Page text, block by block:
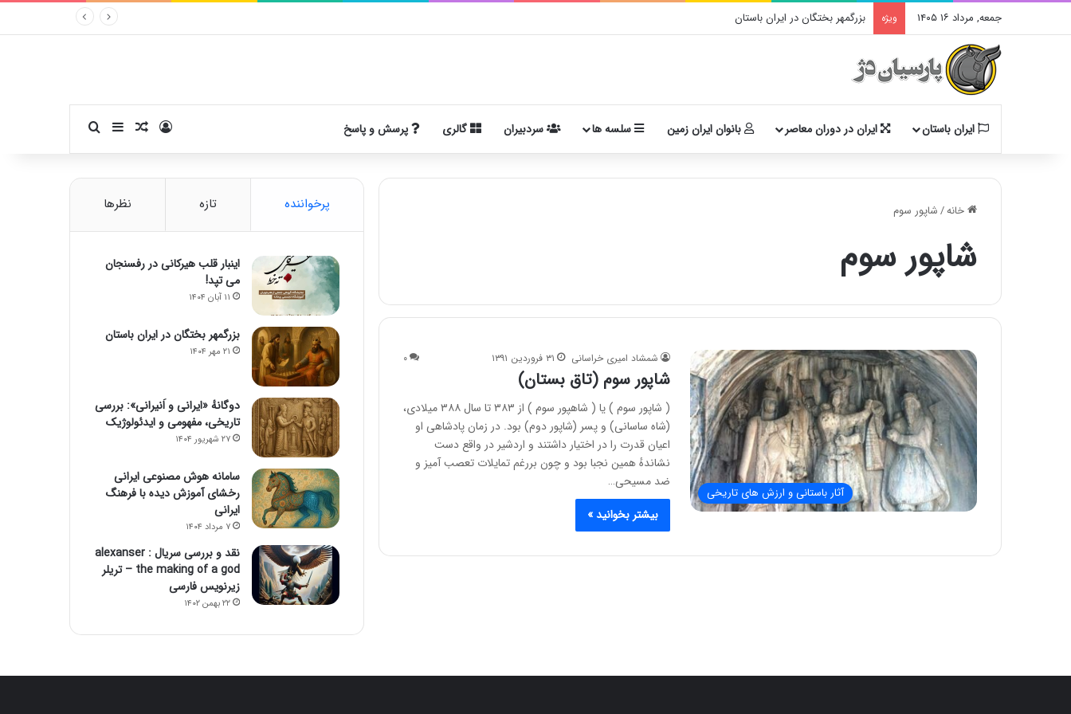
جمعه, مرداد ۱۶ ۱۴۰۵ ویژه بزرگمهر بختگان در ایران باستان
ایران باستان ایران در دوران معاصر بانوان ایران زمین سلسه ها سردبیران گالری پرسش و پاسخ ورودنوشته تصادفی
سایدبارجستجو برای
خانه/شاپور سوم
شاپور سوم
آثار باستانی و ارزش های تاریخی
شمشاد امیری خراسانی ۳۱ فروردین ۱۳۹۱ ۰
شاپور سوم (تاق بستان)
( شاپور سوم ) یا ( شاهپور سوم ) از ۳۸۳ تا سال ۳۸۸ میلادی،
(شاه ساسانی) و پسر (شاپور دوم) بود. در زمان پادشاهی او
اعیان قدرت را در اختیار داشتند و اردشیر در واقع دست
نشاندهٔ همین نجبا بود و چون بررغم تمایلات تعصب آمیز و
ضد مسیحی…
بیشتر بخوانید »
پرخواننده تازه نظرها
اینبار قلب هیرکانی در رفسنجان
می تپد!
۱۱ آبان ۱۴۰۴
بزرگمهر بختگان در ایران باستان
۲۱ مهر ۱۴۰۴
دوگانهٔ «ایرانی و اَنیرانی»: بررسی
تاریخی، مفهومی و ایدئولوژیک
۲۷ شهریور ۱۴۰۴
سامانه هوش مصنوعی ایرانی
رخشای آموزش دیده با فرهنگ
ایرانی
۷ مرداد ۱۴۰۴
نقد و بررسی سریال alexanser :
the making of a god – تریلر
زیرنویس فارسی
۲۲ بهمن ۱۴۰۲